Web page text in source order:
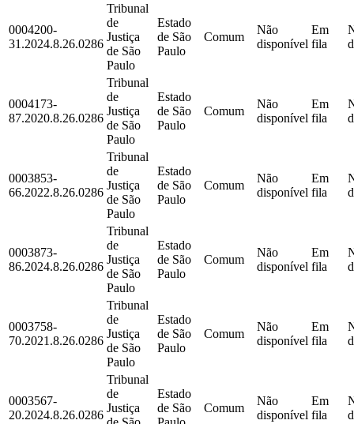
0004200-
31.2024.8.26.0286
Tribunal
de
Justiça
de São
Paulo
Estado
de São
Paulo
Comum
Não
disponível
Em
fila
0004173-
87.2020.8.26.0286
Tribunal
de
Justiça
de São
Paulo
Estado
de São
Paulo
Comum
Não
disponível
Em
fila
0003853-
66.2022.8.26.0286
Tribunal
de
Justiça
de São
Paulo
Estado
de São
Paulo
Comum
Não
disponível
Em
fila
0003873-
86.2024.8.26.0286
Tribunal
de
Justiça
de São
Paulo
Estado
de São
Paulo
Comum
Não
disponível
Em
fila
0003758-
70.2021.8.26.0286
Tribunal
de
Justiça
de São
Paulo
Estado
de São
Paulo
Comum
Não
disponível
Em
fila
0003567-
20.2024.8.26.0286
Tribunal
de
Justiça
Estado
de São
Comum
Não
disponível
Em
fila